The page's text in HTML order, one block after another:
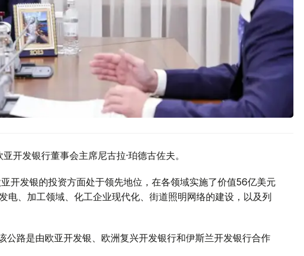
开发银行董事会主席尼古拉·珀德古佐夫。
开发银的投资方面处于领先地位，在各领域实施了价值56亿美元
电、加工领域、化工企业现代化、街道照明网络的建设，以及列
公路是由欧亚开发银、欧洲复兴开发银行和伊斯兰开发银行合作